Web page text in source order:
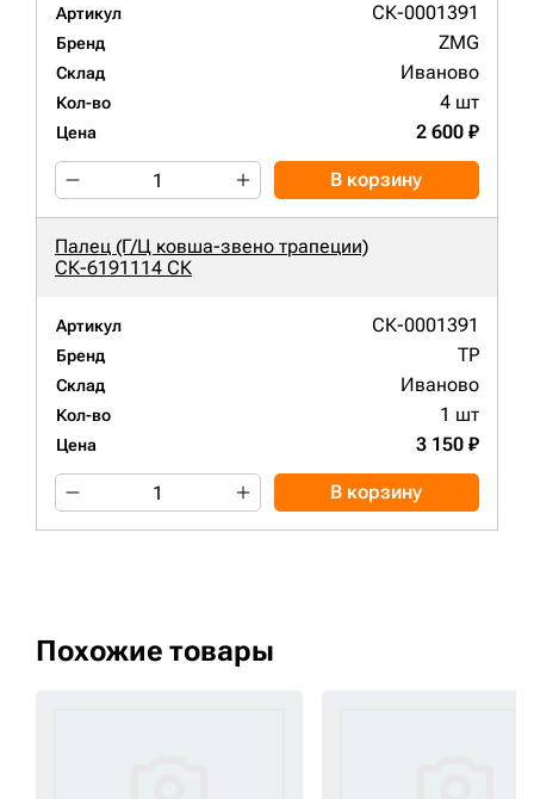
Артикул СК-0001391
Бренд ZMG
Склад Иваново
Кол-во 4 шт
Цена 2 600 ₽
В корзину
Палец (Г/Ц ковша-звено трапеции)
СК-6191114 СК
Артикул СК-0001391
Бренд TP
Склад Иваново
Кол-во 1 шт
Цена 3 150 ₽
В корзину
Похожие товары